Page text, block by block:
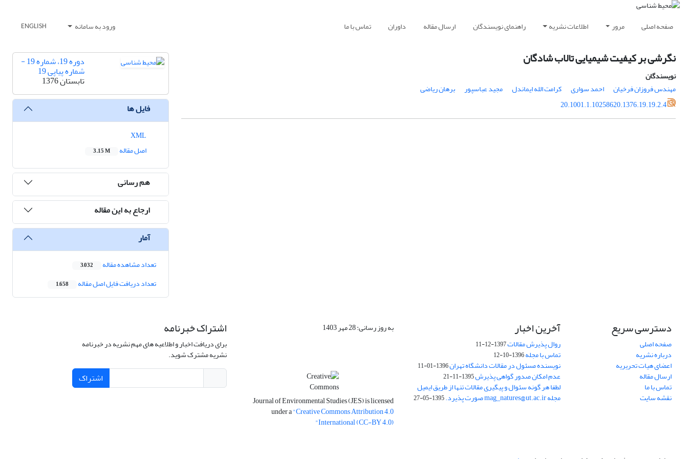
صفحه اصلی مرور اطلاعات نشریه راهنمای نویسندگان ارسال مقاله داوران تماس با ما ورود به سامانه ENGLISH
نگرشی بر کیفیت شیمیایی تالاب شادگان
نویسندگان
مهندس فروزان فرخیان
احمد سواری کرامت الله ایماندل مجید عباسپور
برهان ریاضی
20.1001.1.10258620.1376.19.19.2.4
دوره 19، شماره 19 -
شماره پیاپی 19
تابستان 1376
فایل ها
اصل مقاله
3.15 M
هم رسانی
ارجاع به این مقاله
آمار
تعداد مشاهده مقاله 3,032
تعداد دریافت فایل اصل مقاله 1,658
دسترسی سریع
صفحه اصلی
درباره نشریه
اعضای هیات تحریریه
ارسال مقاله
تماس با ما
نقشه سایت
آخرین اخبار
روال پذیرش مقالات1397-12-11
تماس با مجله1396-10-12
نویسنده مسئول در مقالات دانشگاه تهران1396-01-11
عدم امکان صدور گواهی پذیرش1395-11-21
لطفا هر گونه سئوال و پیگیری مقالات تنها از طریق ایمیل
مجله mag_natures@ut.ac.ir صورت پذیرد. 1395-05-27
به روز رسانی: 28 مهر 1403
Journal of Environmental Studies (JES) is licensed
under a"Creative Commons Attribution 4.0
International (CC-BY 4.0)"
اشتراک خبرنامه
برای دریافت اخبار و اطلاعیه های مهم نشریه در خبرنامه
نشریه مشترک شوید.
اشتراک